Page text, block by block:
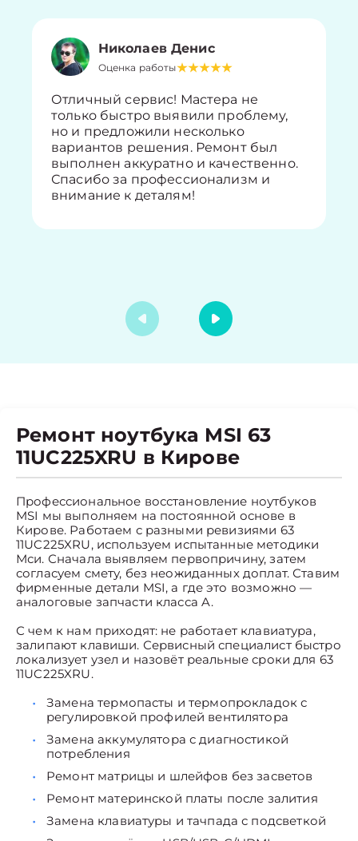
Николаев Денис
Оценка работы
Отличный сервис! Мастера не
только быстро выявили проблему,
но и предложили несколько
вариантов решения. Ремонт был
выполнен аккуратно и качественно.
Спасибо за профессионализм и
внимание к деталям!
Ремонт ноутбука MSI 63
11UC225XRU в Кирове
Профессиональное восстановление ноутбуков
MSI мы выполняем на постоянной основе в
Кирове. Работаем с разными ревизиями 63
11UC225XRU, используем испытанные методики
Мси. Сначала выявляем первопричину, затем
согласуем смету, без неожиданных доплат. Ставим
фирменные детали MSI, а где это возможно —
аналоговые запчасти класса A.
С чем к нам приходят: не работает клавиатура,
залипают клавиши. Сервисный специалист быстро
локализует узел и назовёт реальные сроки для 63
11UC225XRU.
Замена термопасты и термопрокладок с
регулировкой профилей вентилятора
Замена аккумулятора с диагностикой
потребления
Ремонт матрицы и шлейфов без засветов
Ремонт материнской платы после залития
Замена клавиатуры и тачпада с подсветкой